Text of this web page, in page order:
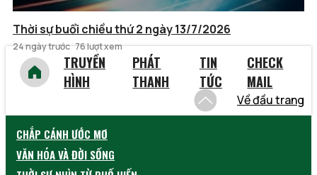
Thời sự buổi chiều thứ 2 ngày 13/7/2026
24 ngày trước 76 lượt xem
TRUYỀN
HÌNH
PHÁT
THANH
TIN
TỨC
CHECK
MAIL
Về đầu trang
CHẮP CÁNH ƯỚC MƠ
VĂN HÓA VÀ ĐỜI SỐNG